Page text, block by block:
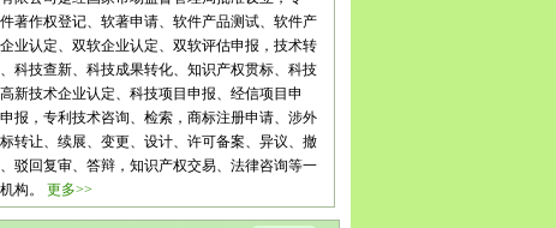
花 泸州 德阳 绵阳 广元 遂宁 内江 乐山 南充 眉山
雅安 巴中 资阳 西藏 拉萨 日喀则 昌都 林芝 山南
玉溪 保山 昭通 丽江 普洱 临沧 贵州 贵阳 六盘水
铜仁 陕西 西安 铜川 宝鸡 咸阳 渭南 延安 汉中
肃 兰州 嘉峪关 金昌 白银 天水 武威 张掖 平凉 酒泉
南 宁夏 银川 石嘴山 吴忠 固原 中卫 青海 西宁
海东
齐 克拉玛依 吐鲁番 哈密
著作权登记、软著申请、软件产品测试、软件产
业认定、双软企业认定、双软评估申报，技术转
科技查新、科技成果转化、知识产权贯标、科技
新技术企业认定、科技项目申报、经信项目申
报，专利技术咨询、检索，商标注册申请、涉外
转让、续展、变更、设计、许可备案、异议、撤
驳回复审、答辩，知识产权交易、法律咨询等一
构。 更多>>